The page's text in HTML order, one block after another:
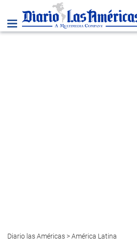
Diario las Américas>América Latina